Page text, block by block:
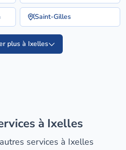
Saint-Gilles
plus à Ixelles
à Ixelles
services à Ixelles